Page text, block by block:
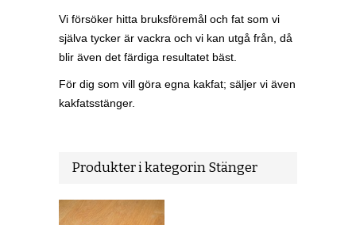
Vi försöker hitta bruksföremål och fat som vi
själva tycker är vackra och vi kan utgå från, då
blir även det färdiga resultatet bäst.
För dig som vill göra egna kakfat; säljer vi även
kakfatsstänger.
Produkter i kategorin Stänger